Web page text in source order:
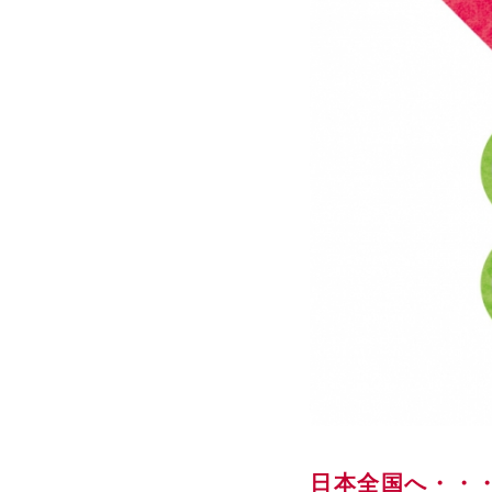
日本全国へ・・